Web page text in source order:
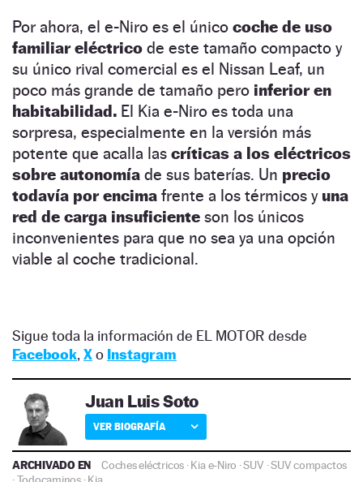
Por ahora, el e-Niro es el único coche de uso
familiar eléctrico de este tamaño compacto y
su único rival comercial es el Nissan Leaf, un
poco más grande de tamaño pero inferior en
habitabilidad. El Kia e-Niro es toda una
sorpresa, especialmente en la versión más
potente que acalla las críticas a los eléctricos
sobre autonomía de sus baterías. Un precio
todavía por encima frente a los térmicos y una
red de carga insuficiente son los únicos
inconvenientes para que no sea ya una opción
viable al coche tradicional.
Sigue toda la información de EL MOTOR desde
Facebook, Xo Instagram
Juan Luis Soto
VER BIOGRAFÍA
ARCHIVADO EN Coches eléctricos ·Kia e-Niro ·SUV ·SUV compactos